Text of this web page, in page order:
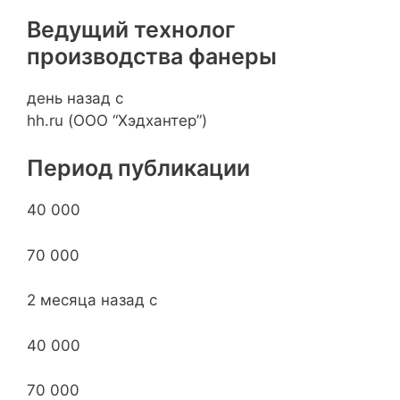
Ведущий технолог
производства фанеры
день назад с
hh.ru (ООО “Хэдхантер”)
Период публикации
40 000
70 000
2 месяца назад с
40 000
70 000